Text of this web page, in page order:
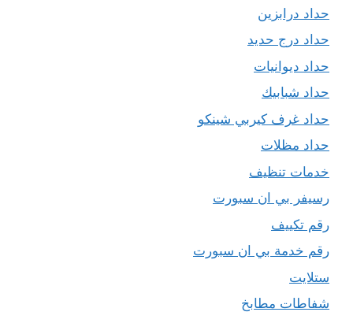
حداد درابزين
حداد درج حديد
حداد ديوانيات
حداد شبابيك
حداد غرف كيربي شينكو
حداد مظلات
خدمات تنظيف
رسيفر بي ان سبورت
رقم تكييف
رقم خدمة بي ان سبورت
ستلايت
شفاطات مطابخ